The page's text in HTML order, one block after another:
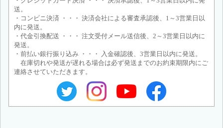
送。
・コンビニ決済 ・・・ 決済会社による審査承認後、1～3営業日以
内に発送。
・代金引換配送 ・・・ 注文受付メール送信後、2～3営業日以内に
発送。
・前払い銀行振り込み ・・・ 入金確認後、3営業日以内に発送。
在庫切れや発送が遅れる場合は必ず発送までのお約束期限内にご
連絡させていただきます。